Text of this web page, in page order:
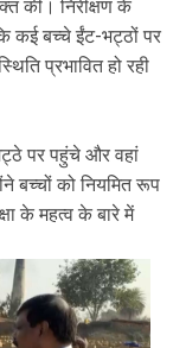
की। निरीक्षण के
कई बच्चे ईंट-भट्ठों पर
प्रभावित हो रही
पर पहुंचे और वहां
बच्चों को नियमित रूप
के महत्व के बारे में